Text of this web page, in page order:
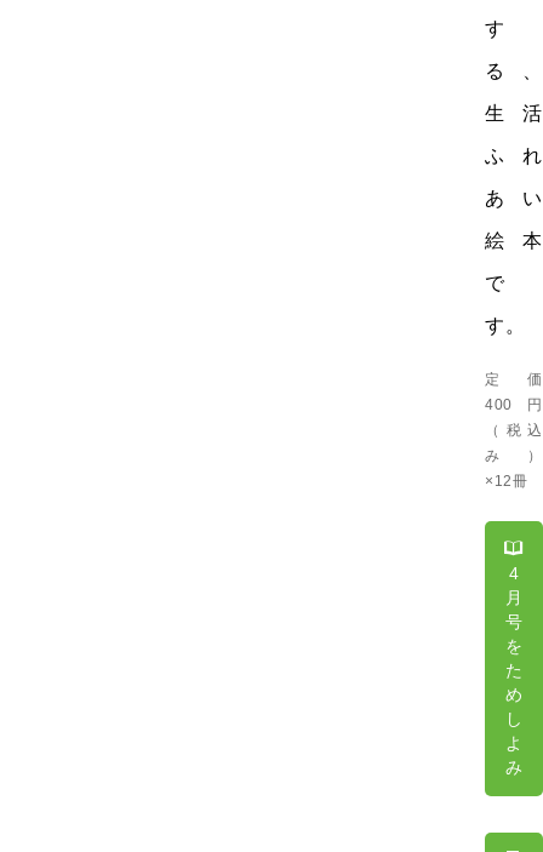
す
る、
生活
ふれ
あい
絵本
で
す。
定価
400 円
（税込
み）
×12冊
4
月
号
を
た
め
し
よ
み